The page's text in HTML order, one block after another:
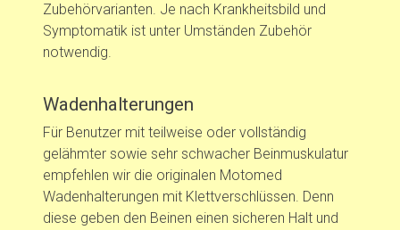
Zubehörvarianten. Je nach Krankheitsbild und
Symptomatik ist unter Umständen Zubehör
notwendig.
Wadenhalterungen
Für Benutzer mit teilweise oder vollständig
gelähmter sowie sehr schwacher Beinmuskulatur
empfehlen wir die originalen Motomed
Wadenhalterungen mit Klettverschlüssen. Denn
diese geben den Beinen einen sicheren Halt und